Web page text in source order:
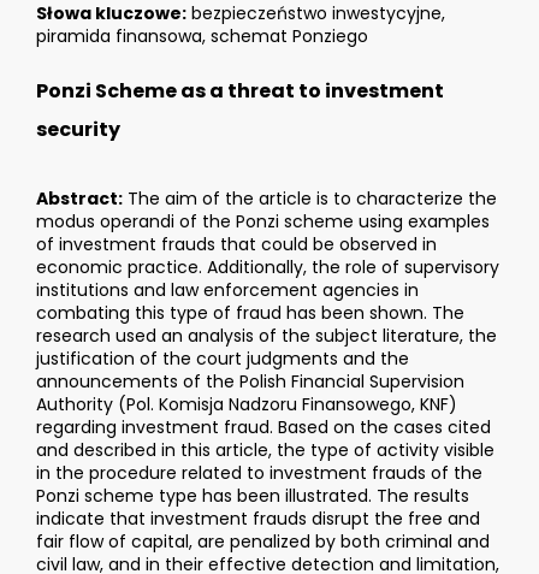
Słowa kluczowe: bezpieczeństwo inwestycyjne,
piramida finansowa, schemat Ponziego
Ponzi Scheme as a threat to investment
security
Abstract: The aim of the article is to characterize the
modus operandi of the Ponzi scheme using examples
of investment frauds that could be observed in
economic practice. Additionally, the role of supervisory
institutions and law enforcement agencies in
combating this type of fraud has been shown. The
research used an analysis of the subject literature, the
justification of the court judgments and the
announcements of the Polish Financial Supervision
Authority (Pol. Komisja Nadzoru Finansowego, KNF)
regarding investment fraud. Based on the cases cited
and described in this article, the type of activity visible
in the procedure related to investment frauds of the
Ponzi scheme type has been illustrated. The results
indicate that investment frauds disrupt the free and
fair flow of capital, are penalized by both criminal and
civil law, and in their effective detection and limitation,